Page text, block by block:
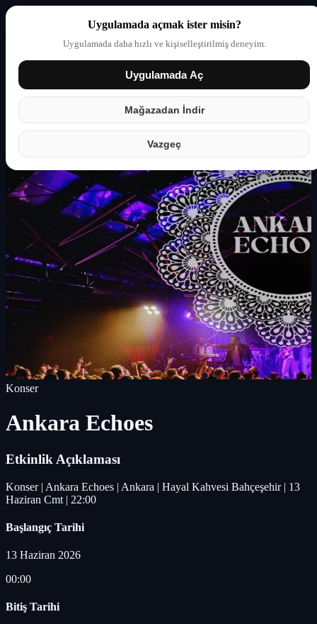
Uygulamada açmak ister misin?
Uygulamada daha hızlı ve kişiselleştirilmiş deneyim.
Uygulamada Aç
Mağazadan İndir
Vazgeç
Giriş yap Partner
Konser
Ankara Echoes
Etkinlik Açıklaması
Konser | Ankara Echoes | Ankara | Hayal Kahvesi Bahçeşehir | 13
Haziran Cmt | 22:00
Başlangıç Tarihi
13 Haziran 2026
00:00
Bitiş Tarihi